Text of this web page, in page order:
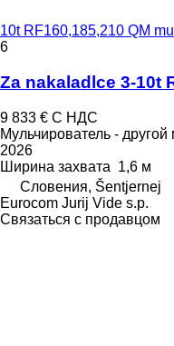
10t RF160,185,210 QM
6
Za nakaladlce 3-10t
9 833 € С НДС
Мульчирователь - другой
2026
Ширина захвата 1,6 м
Словения, Šentjernej
Eurocom Jurij Vide s.p.
Связаться с продавцом